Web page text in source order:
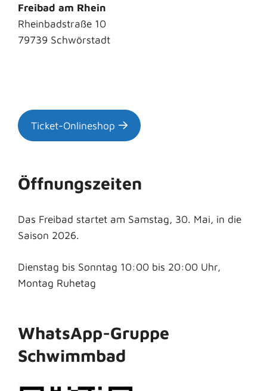
Freibad am Rhein
Rheinbadstraße 10
79739 Schwörstadt
Ticket-Onlineshop
Öffnungszeiten
Das Freibad startet am Samstag, 30. Mai, in die
Saison 2026.
Dienstag bis Sonntag 10:00 bis 20:00 Uhr,
Montag Ruhetag
WhatsApp-Gruppe
Schwimmbad